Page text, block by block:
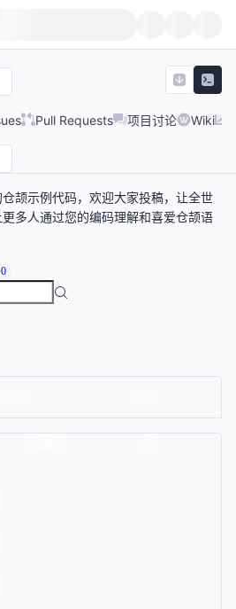
Pull Requests 项目讨论 Wiki
颉示例代码，欢迎大家投稿，让全世
多人通过您的编码理解和喜爱仓颉语
0